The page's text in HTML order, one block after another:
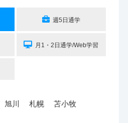
週5日通学
月1・2日通学/Web学習
旭川 札幌 苫小牧